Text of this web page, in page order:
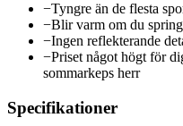
−Tyngre än de flesta
−Blir varm om du
−Ingen reflekterande
−Priset något högt för
sommarkeps herr
Specifikationer